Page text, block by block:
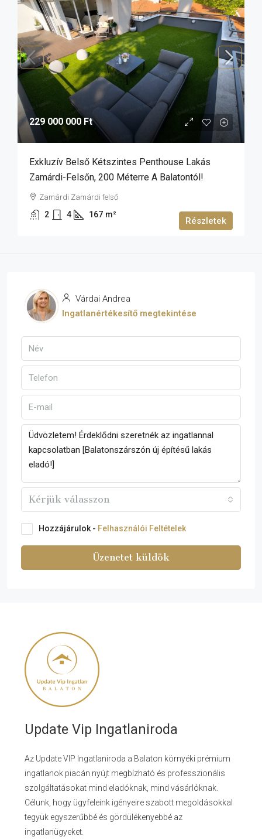
229 000 000 Ft
Exkluzív Belső Kétszintes Penthouse Lakás
Zamárdi-Felsőn, 200 Méterre A Balatontól!
Zamárdi Zamárdi felső
2 4 167 m²
Részletek
Várdai Andrea
Ingatlanértékesítő megtekintése
Kérjük válasszon
Hozzájárulok - Felhasználói Feltételek
Üzenetet küldök
Update Vip Ingatlaniroda
Az Update VIP Ingatlaniroda a Balaton környéki prémium
ingatlanok piacán nyújt megbízható és professzionális
szolgáltatásokat mind eladóknak, mind vásárlóknak.
Célunk, hogy ügyfeleink igényeire szabott megoldásokkal
tegyük egyszerűbbé és gördülékenyebbé az
ingatlanügyeket.